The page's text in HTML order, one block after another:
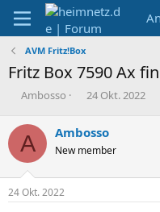
AVM Fritz!Box
Fritz Box 7590 Ax
E
s
e
l
l
e
Ambosso
E
t
e
l
24 Okt. 2022
A Ambosso
New member
24 Okt. 2022